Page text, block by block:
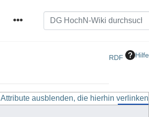
RDF Hilfe
Attribute ausblenden, die hierhin verlinken